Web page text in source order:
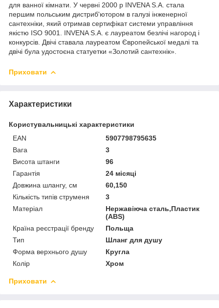
для ванної кімнати. У червні 2000 р INVENA S.A. стала
першим польським дистриб'ютором в галузі інженерної
сантехніки, який отримав сертифікат системи управління
якістю ISO 9001. INVENA S.A. є лауреатом безлічі нагород і
конкурсів. Двічі ставала лауреатом Європейської медалі та
двічі була удостоєна статуетки «Золотий сантехнік».
Приховати
Характеристики
Користувальницькі характеристики
EAN
5907798795635
Вага
3
Висота штанги
96
Гарантія
24 місяці
Довжина шлангу, см
60,150
Кількість типів струменя
3
Матеріал
Нержавіюча сталь,Пластик
(ABS)
Країна реєстрації бренду
Польща
Тип
Шланг для душу
Форма верхнього душу
Кругла
Колір
Хром
Приховати